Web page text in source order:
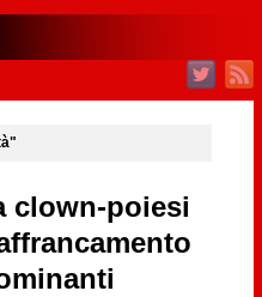
clown-poiesi